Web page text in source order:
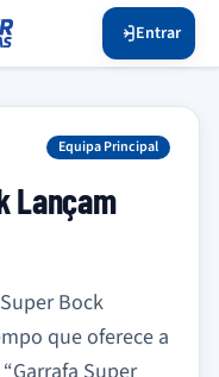
Entrar
Equipa Principal
Lançam
Bock
que oferece a